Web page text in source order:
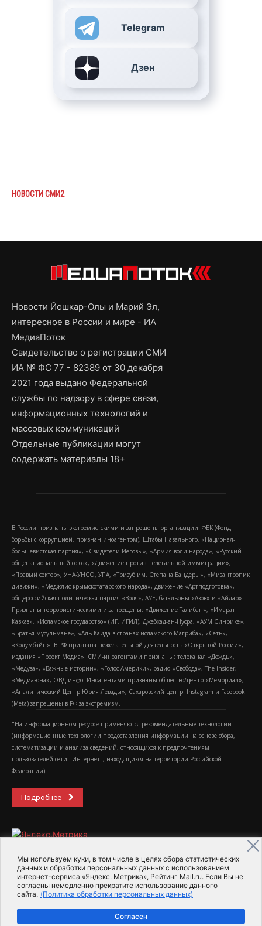
Мы используем куки, в том числе в целях сбора статистических
данных и обработки персональных данных с использованием
интернет-сервиса «Яндекс. Метрика», Рейтинг Mail.ru. Если Вы не
согласны немедленно прекратите использование данного
сайта. (Политика обработки персональных данных)
Согласен
Telegram
Дзен
НОВОСТИ СМИ2
Новости Йошкар-Олы и Марий Эл,
интересное в России и мире - ИА
МедиаПоток
Свидетельство о регистрации СМИ
ИА № ФС 77 - 82389 от 30 декабря
2021 года выдано Федеральной
службы по надзору в сфере связи,
информационных технологий и
массовых коммуникаций
Отдельные публикации могут
содержать материалы 18+
В России признаны экстремистскими и запрещены организации: ФБК (Фонд
борьбы с коррупцией, признан иноагентом), Штабы Навального, «Национал-
большевистская партия», «Свидетели Иеговы», «Армия воли народа», «Русский
общенациональный союз», «Движение против нелегальной иммиграции»,
«Правый сектор», УНА-УНСО, УПА, «Тризуб им. Степана Бандеры», «Мизантропик
дивижн», «Меджлис крымскотатарского народа», движение «Артподготовка»,
общероссийская политическая партия «Воля», АУЕ, батальоны «Азов» и «Айдар».
Признаны террористическими и запрещены: «Движение Талибан», «Имарат
Кавказ», «Исламское государство» (ИГ, ИГИЛ), Джебхад-ан-Нусра, «АУМ Синрике»,
«Братья-мусульмане», «Аль-Каида в странах исламского Магриба», «Сеть»,
«Колумбайн». В РФ признана нежелательной деятельность «Открытой России»,
издания «Проект Медиа». СМИ-иноагентами признаны: телеканал «Дождь»,
«Медуза», «Важные истории», «Голос Америки», радио «Свобода», The Insider,
«Медиазона», ОВД-инфо. Иноагентами признаны общество/центр «Мемориал»,
«Аналитический Центр Юрия Левады», Сахаровский центр. Instagram и Facebook
(Metа) запрещены в РФ за экстремизм.
"На информационном ресурсе применяются рекомендательные технологии
(информационные технологии предоставления информации на основе сбора,
систематизации и анализа сведений, относящихся к предпочтениям
пользователей сети "Интернет", находящихся на территории Российской
Федерации)".
Подробнее
2015-2026- Информационное агентство МедиаПоток
Для справки Об издании
Пользовательское соглашение
Политика обработки персональных данных